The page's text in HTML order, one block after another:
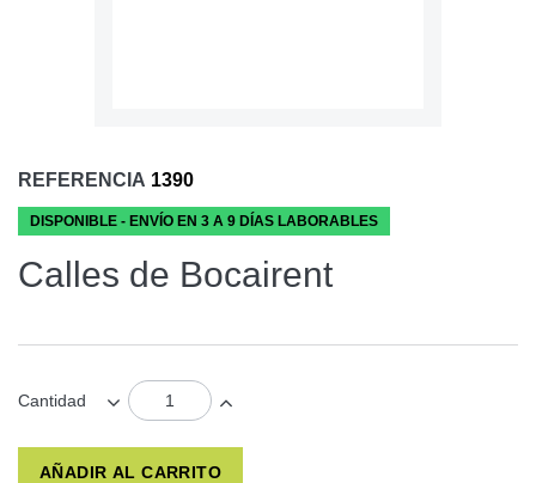
REFERENCIA 1390
DISPONIBLE - ENVÍO EN 3 A 9 DÍAS LABORABLES
Calles de Bocairent
Cantidad
AÑADIR AL CARRITO